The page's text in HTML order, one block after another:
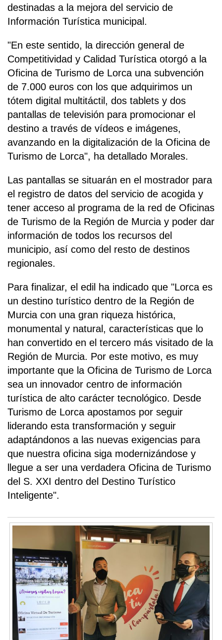
destinadas a la mejora del servicio de
Información Turística municipal.
"En este sentido, la dirección general de
Competitividad y Calidad Turística otorgó a la
Oficina de Turismo de Lorca una subvención
de 7.000 euros con los que adquirimos un
tótem digital multitáctil, dos tablets y dos
pantallas de televisión para promocionar el
destino a través de vídeos e imágenes,
avanzando en la digitalización de la Oficina de
Turismo de Lorca", ha detallado Morales.
Las pantallas se situarán en el mostrador para
el registro de datos del servicio de acogida y
tener acceso al programa de la red de Oficinas
de Turismo de la Región de Murcia y poder dar
información de todos los recursos del
municipio, así como del resto de destinos
regionales.
Para finalizar, el edil ha indicado que "Lorca es
un destino turístico dentro de la Región de
Murcia con una gran riqueza histórica,
monumental y natural, características que lo
han convertido en el tercero más visitado de la
Región de Murcia. Por este motivo, es muy
importante que la Oficina de Turismo de Lorca
sea un innovador centro de información
turística de alto carácter tecnológico. Desde
Turismo de Lorca apostamos por seguir
liderando esta transformación y seguir
adaptándonos a las nuevas exigencias para
que nuestra oficina siga modernizándose y
llegue a ser una verdadera Oficina de Turismo
del S. XXI dentro del Destino Turístico
Inteligente".